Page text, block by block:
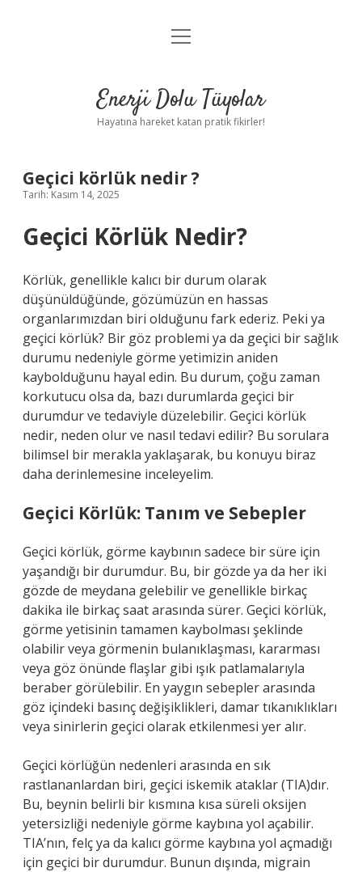
Anasayfa
Yasal Uyarı
menüyü
Enerji Dolu Tüyolar
Hayatına hareket katan pratik fikirler!
Geçici körlük nedir ?
Tarih: Kasım 14, 2025
Geçici Körlük Nedir?
Körlük, genellikle kalıcı bir durum olarak
düşünüldüğünde, gözümüzün en hassas
organlarımızdan biri olduğunu fark ederiz. Peki ya
geçici körlük? Bir göz problemi ya da geçici bir sağlık
durumu nedeniyle görme yetimizin aniden
kaybolduğunu hayal edin. Bu durum, çoğu zaman
korkutucu olsa da, bazı durumlarda geçici bir
durumdur ve tedaviyle düzelebilir. Geçici körlük
nedir, neden olur ve nasıl tedavi edilir? Bu sorulara
bilimsel bir merakla yaklaşarak, bu konuyu biraz
daha derinlemesine inceleyelim.
Geçici Körlük: Tanım ve Sebepler
Geçici körlük, görme kaybının sadece bir süre için
yaşandığı bir durumdur. Bu, bir gözde ya da her iki
gözde de meydana gelebilir ve genellikle birkaç
dakika ile birkaç saat arasında sürer. Geçici körlük,
görme yetisinin tamamen kaybolması şeklinde
olabilir veya görmenin bulanıklaşması, kararması
veya göz önünde flaşlar gibi ışık patlamalarıyla
beraber görülebilir. En yaygın sebepler arasında
göz içindeki basınç değişiklikleri, damar tıkanıklıkları
veya sinirlerin geçici olarak etkilenmesi yer alır.
Geçici körlüğün nedenleri arasında en sık
rastlananlardan biri, geçici iskemik ataklar (TIA)dır.
Bu, beynin belirli bir kısmına kısa süreli oksijen
yetersizliği nedeniyle görme kaybına yol açabilir.
TIA’nın, felç ya da kalıcı görme kaybına yol açmadığı
için geçici bir durumdur. Bunun dışında, migrain